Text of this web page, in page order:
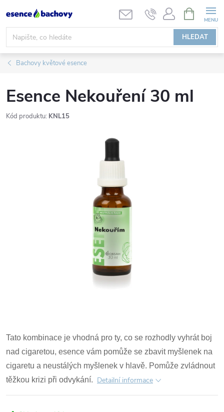
na
obsah
HLEDAT
NÁKUPNÍ
KOŠÍK
Bachovy květové esence
Esence Nekouření 30 ml
Kód produktu: KNL15
Tato kombinace je vhodná pro ty, co se rozhodly vyhrát boj
nad cigaretou, esence vám pomůže se zbavit myšlenek na
cigaretu a neustálých myšlenek v hlavě. Pomůže zvládnout
těžkou krizi při odvykání. Detailní informace